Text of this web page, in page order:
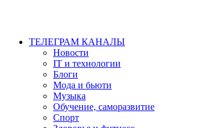
ТЕЛЕГРАМ КАНАЛЫ
Новости
IT и технологии
Блоги
Мода и бьюти
Музыка
Обучение, саморазвитие
Спорт